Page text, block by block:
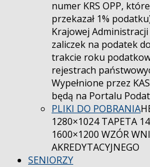
numer KRS OPP,
przekazał 1%
Krajowej
zaliczek na podatek
trakcie roku
rejestrach
Wypełnione przez
będą na Portalu
PLIKI DO POBRANIA
1280×1024 TAPETA
1600×1200 WZÓR
AKREDYTACYJNEGO
SENIORZY